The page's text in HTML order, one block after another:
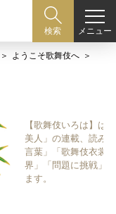
検索 メニュー
ようこそ歌舞伎へ
【歌舞伎いろは】は
美人」の連載、読み
言葉」「歌舞伎衣裳
界」「問題に挑戦」
ます。